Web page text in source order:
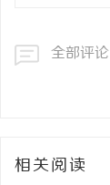
全部评论
相关阅读